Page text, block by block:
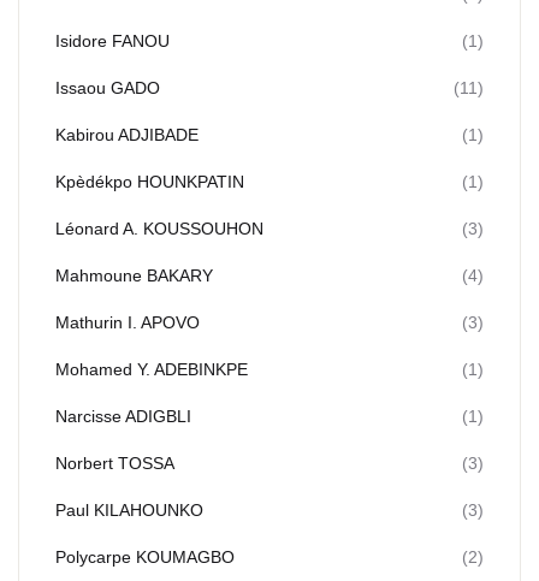
Isidore FANOU (1)
Issaou GADO (11)
Kabirou ADJIBADE (1)
Kpèdékpo HOUNKPATIN (1)
Léonard A. KOUSSOUHON (3)
Mahmoune BAKARY (4)
Mathurin I. APOVO (3)
Mohamed Y. ADEBINKPΕ (1)
Narcisse ADIGBLI (1)
Norbert TOSSA (3)
Paul KILAHOUNKO (3)
Polycarpe KOUMAGBO (2)